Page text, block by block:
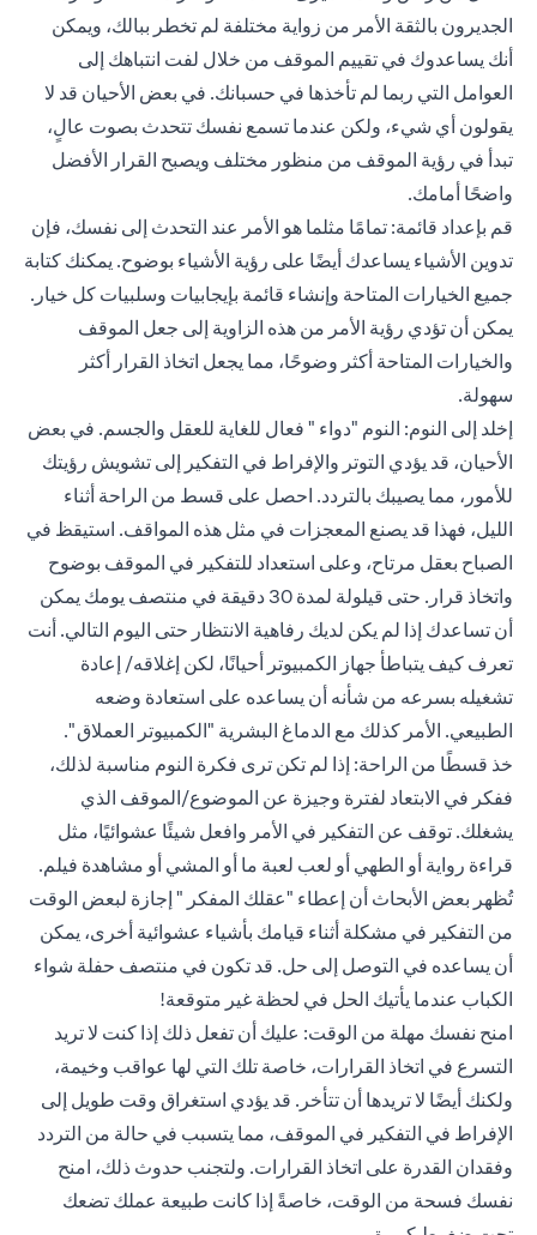
الجديرون بالثقة الأمر من زواية مختلفة لم تخطر ببالك، ويمكن
أنك يساعدوك في تقييم الموقف من خلال لفت انتباهك إلى
العوامل التي ربما لم تأخذها في حسبانك. في بعض الأحيان قد لا
يقولون أي شيء، ولكن عندما تسمع نفسك تتحدث بصوت عالٍ،
تبدأ في رؤية الموقف من منظور مختلف ويصبح القرار الأفضل
واضحًا أمامك.
قم بإعداد قائمة: تمامًا مثلما هو الأمر عند التحدث إلى نفسك، فإن
تدوين الأشياء يساعدك أيضًا على رؤية الأشياء بوضوح. يمكنك كتابة
جميع الخيارات المتاحة وإنشاء قائمة بإيجابيات وسلبيات كل خيار.
يمكن أن تؤدي رؤية الأمر من هذه الزاوية إلى جعل الموقف
والخيارات المتاحة أكثر وضوحًا، مما يجعل اتخاذ القرار أكثر
سهولة.
إخلد إلى النوم: النوم "دواء " فعال للغاية للعقل والجسم. في بعض
الأحيان، قد يؤدي التوتر والإفراط في التفكير إلى تشويش رؤيتك
للأمور، مما يصيبك بالتردد. احصل على قسط من الراحة أثناء
الليل، فهذا قد يصنع المعجزات في مثل هذه المواقف. استيقظ في
الصباح بعقل مرتاح، وعلى استعداد للتفكير في الموقف بوضوح
واتخاذ قرار. حتى قيلولة لمدة 30 دقيقة في منتصف يومك يمكن
أن تساعدك إذا لم يكن لديك رفاهية الانتظار حتى اليوم التالي. أنت
تعرف كيف يتباطأ جهاز الكمبيوتر أحيانًا، لكن إغلاقه/ إعادة
تشغيله بسرعه من شأنه أن يساعده على استعادة وضعه
الطبيعي. الأمر كذلك مع الدماغ البشرية "الكمبيوتر العملاق ".
خذ قسطًا من الراحة: إذا لم تكن ترى فكرة النوم مناسبة لذلك،
ففكر في الابتعاد لفترة وجيزة عن الموضوع/الموقف الذي
يشغلك. توقف عن التفكير في الأمر وافعل شيئًا عشوائيًا، مثل
قراءة رواية أو الطهي أو لعب لعبة ما أو المشي أو مشاهدة فيلم.
تُظهر بعض الأبحاث أن إعطاء "عقلك المفكر " إجازة لبعض الوقت
من التفكير في مشكلة أثناء قيامك بأشياء عشوائية أخرى، يمكن
أن يساعده في التوصل إلى حل. قد تكون في منتصف حفلة شواء
الكباب عندما يأتيك الحل في لحظة غير متوقعة!
امنح نفسك مهلة من الوقت: عليك أن تفعل ذلك إذا كنت لا تريد
التسرع في اتخاذ القرارات، خاصة تلك التي لها عواقب وخيمة،
ولكنك أيضًا لا تريدها أن تتأخر. قد يؤدي استغراق وقت طويل إلى
الإفراط في التفكير في الموقف، مما يتسبب في حالة من التردد
وفقدان القدرة على اتخاذ القرارات. ولتجنب حدوث ذلك، امنح
نفسك فسحة من الوقت، خاصةً إذا كانت طبيعة عملك تضعك